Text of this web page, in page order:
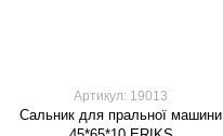
Артикул: 19013
Сальник для пральної машини